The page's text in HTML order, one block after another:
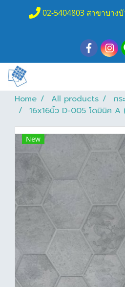
02-5404803 สาขาบาง
Home All products
ก
16x16นิ้ว D-005 โดมินิค A
New